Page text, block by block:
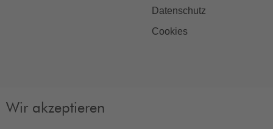
Datenschutz
Cookies
Wir akzeptieren